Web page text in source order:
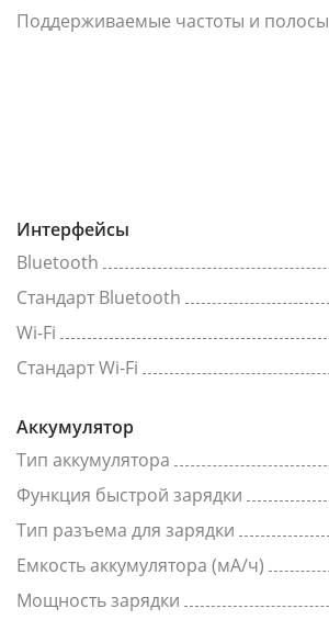
Поддерживаемые частоты и полосы
Интерфейсы
Bluetooth
Стандарт Bluetooth
Wi-Fi
Стандарт Wi-Fi
Аккумулятор
Тип аккумулятора
Функция быстрой зарядки
Тип разъема для зарядки
Емкость аккумулятора (мА/ч)
Мощность зарядки